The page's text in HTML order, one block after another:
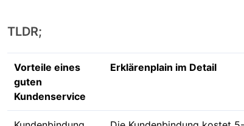
TLDR;
Vorteile eines
guten
Kundenservice
Erklärenplain im Detail